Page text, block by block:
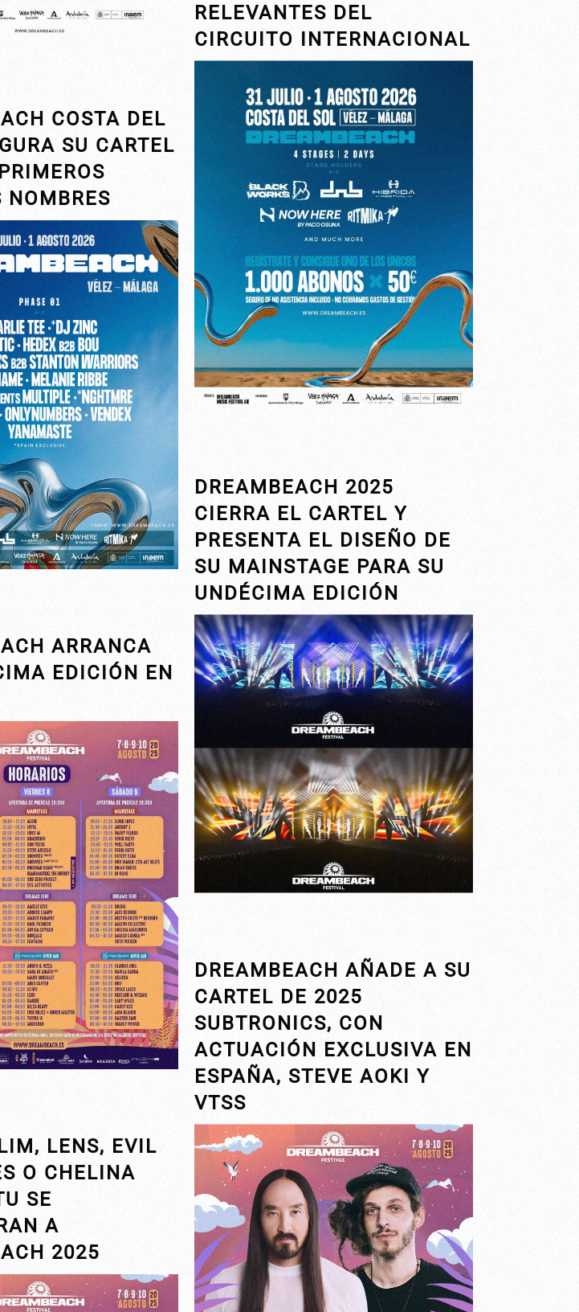
COSTA DEL
SU CARTEL
NOMBRES
RELEVANTES DEL
CIRCUITO INTERNACIONAL
ARRANCA
EDICIÓN EN
DREAMBEACH 2025
CIERRA EL CARTEL Y
PRESENTA EL DISEÑO DE
SU MAINSTAGE PARA SU
UNDÉCIMA EDICIÓN
LENS, EVIL
O CHELINA
SE
A
2025
DREAMBEACH AÑADE A SU
CARTEL DE 2025
SUBTRONICS, CON
ACTUACIÓN EXCLUSIVA EN
ESPAÑA, STEVE AOKI Y
VTSS